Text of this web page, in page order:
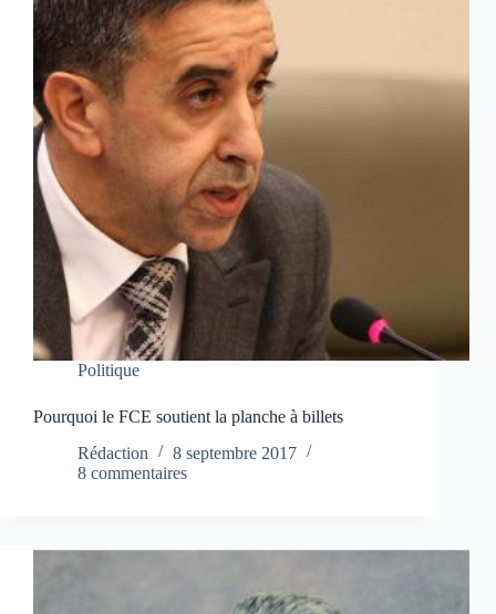
Politique
Pourquoi le FCE soutient la planche à billets
Rédaction
8 septembre 2017
8 commentaires